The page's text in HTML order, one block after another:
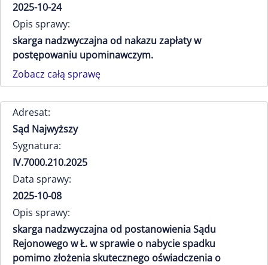
2025-10-24
Opis sprawy:
skarga nadzwyczajna od nakazu zapłaty w
postępowaniu upominawczym.
Zobacz całą sprawę
Adresat:
Sąd Najwyższy
Sygnatura:
IV.7000.210.2025
Data sprawy:
2025-10-08
Opis sprawy:
skarga nadzwyczajna od postanowienia Sądu
Rejonowego w Ł. w sprawie o nabycie spadku
pomimo złożenia skutecznego oświadczenia o